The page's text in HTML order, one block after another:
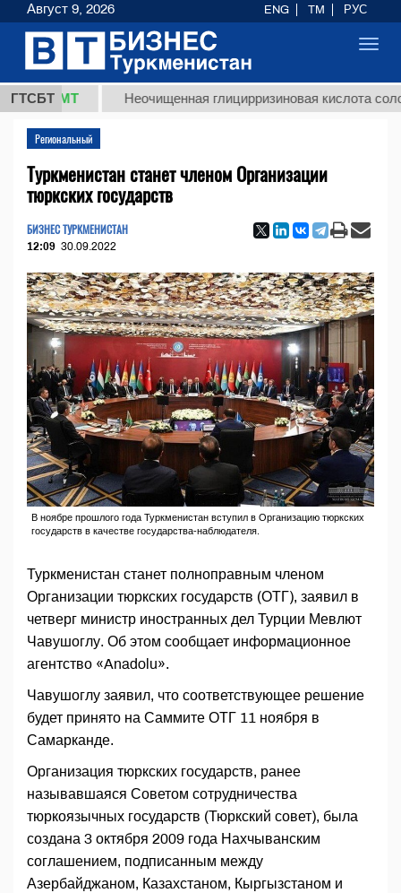
ГТСБТ
ТМТ Неочищенная глицирризиновая кислота
Региональный
Туркменистан станет членом Организации
тюркских государств
БИЗНЕС ТУРКМЕНИСТАН
12:09 30.09.2022
В ноябре прошлого года Туркменистан вступил в Организацию тюркских
государств в качестве государства-наблюдателя.
Туркменистан станет полноправным членом
Организации тюркских государств (ОТГ), заявил в
четверг министр иностранных дел Турции Мевлют
Чавушоглу. Об этом сообщает информационное
агентство «Anadolu».
Чавушоглу заявил, что соответствующее решение
будет принято на Саммите ОТГ 11 ноября в
Самарканде.
Организация тюркских государств, ранее
называвшаяся Советом сотрудничества
тюркоязычных государств (Тюркский совет), была
создана 3 октября 2009 года Нахчыванским
соглашением, подписанным между
Азербайджаном, Казахстаном, Кыргызстаном и
Август 9, 2026 ENG TM РУС